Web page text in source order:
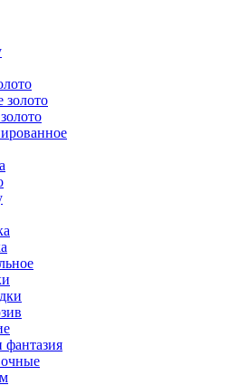
золото
фантазия